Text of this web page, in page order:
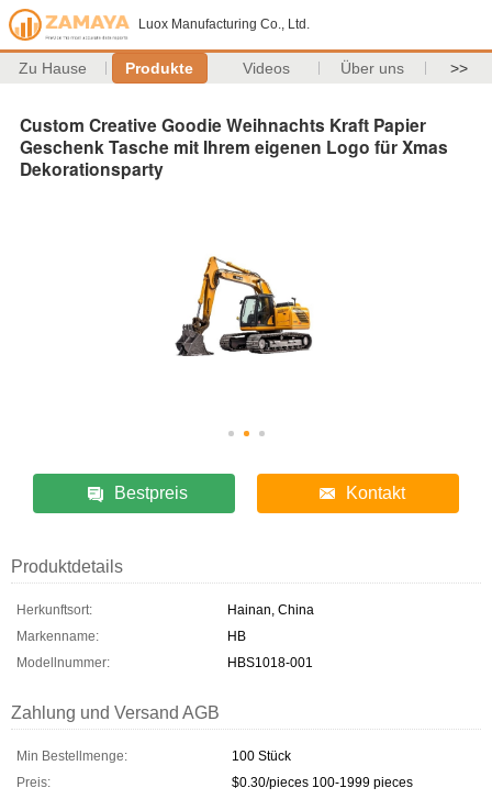
Luox Manufacturing Co., Ltd.
Zu Hause Produkte Videos Über uns >>
Custom Creative Goodie Weihnachts Kraft Papier
Geschenk Tasche mit Ihrem eigenen Logo für Xmas
Dekorationsparty
Bestpreis Kontakt
Produktdetails
Herkunftsort:
Hainan, China
Markenname:
HB
Modellnummer:
HBS1018-001
Zahlung und Versand AGB
Min Bestellmenge:
100 Stück
Preis:
$0.30/pieces 100-1999 pieces